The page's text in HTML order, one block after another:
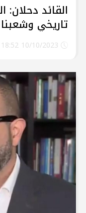
القائد دحلان:
تاريخي
واسرائيل